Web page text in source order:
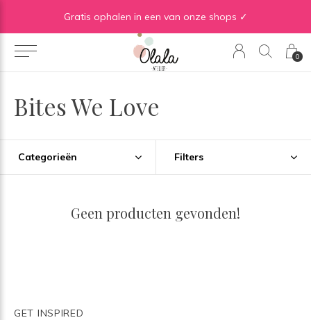
0
Gratis ophalen in een van onze shops ✓
Bites We Love
Categorieën Filters
Geen producten gevonden!
GET INSPIRED